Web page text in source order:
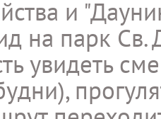
и
на парк Св.
увидеть